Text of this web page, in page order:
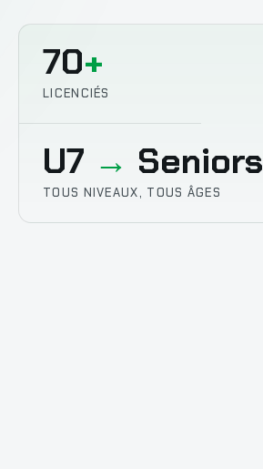
70+
LICENCIÉS
U7 → Seniors
TOUS NIVEAUX, TOUS ÂGES